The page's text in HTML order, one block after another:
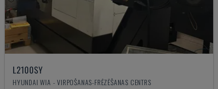
L2100SY
HYUNDAI WIA - VIRPOŠANAS-FRĒZĒŠANAS CENTRS